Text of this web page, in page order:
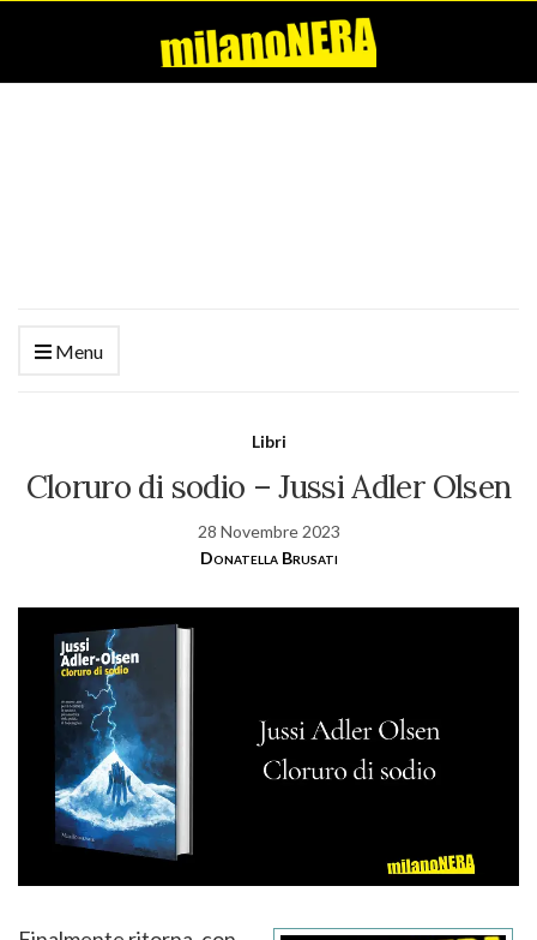
Menu
Libri
Cloruro di sodio – Jussi Adler Olsen
28 Novembre 2023
Donatella Brusati